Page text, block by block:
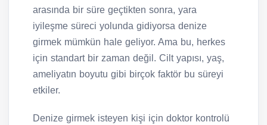
arasında bir süre geçtikten sonra, yara
iyileşme süreci yolunda gidiyorsa denize
girmek mümkün hale geliyor. Ama bu, herkes
için standart bir zaman değil. Cilt yapısı, yaş,
ameliyatın boyutu gibi birçok faktör bu süreyi
etkiler.
Denize girmek isteyen kişi için doktor kontrolü